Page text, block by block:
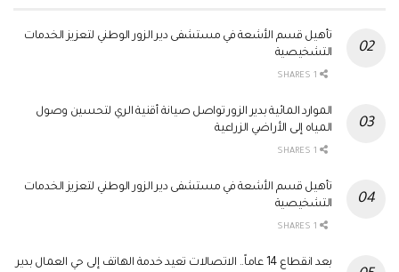
تأهيل قسم الأشعة في مستشفى دير الزور الوطني لتعزيز الخدمات
التشخيصية
الموارد المائية بدير الزور تواصل صيانة أقنية الري لتحسين وصول
المياه إلى الأراضي الزراعية
تأهيل قسم الأشعة في مستشفى دير الزور الوطني لتعزيز الخدمات
التشخيصية
بعد انقطاع 14 عاماً.. الاتصالات تعيد خدمة الهاتف إلى حي العمال بدير